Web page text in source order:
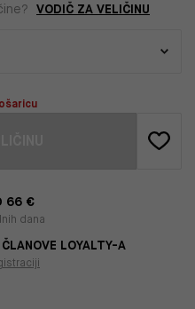
VODIČ ZA VELIČINU
66 €
dana
LOYALTY-A